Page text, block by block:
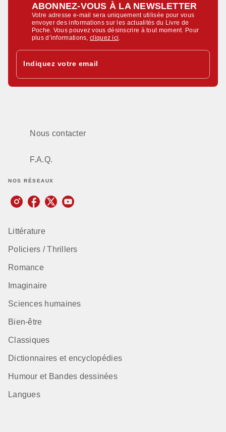
ABONNEZ-VOUS À LA NEWSLETTER
Votre adresse e-mail sera uniquement utilisée pour vous
envoyer des informations sur les actualités du Livre de
Poche. Vous pouvez vous désinscrire à tout moment. Pour
plus d’informations,cliquez ici
Indiquez votre email
Nous contacter
F.A.Q.
NOS RÉSEAUX
Littérature
Policiers / Thrillers
Romance
Imaginaire
Sciences humaines
Bien-être
Classiques
Dictionnaires et encyclopédies
Humour et Bandes dessinées
Langues